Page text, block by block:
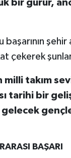
bir gurur,
şehir
çekerek
milli takım
tarihi bir
BAŞARI